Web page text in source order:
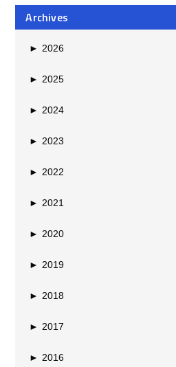
Archives
► 2026
► 2025
► 2024
► 2023
► 2022
► 2021
► 2020
► 2019
► 2018
► 2017
► 2016